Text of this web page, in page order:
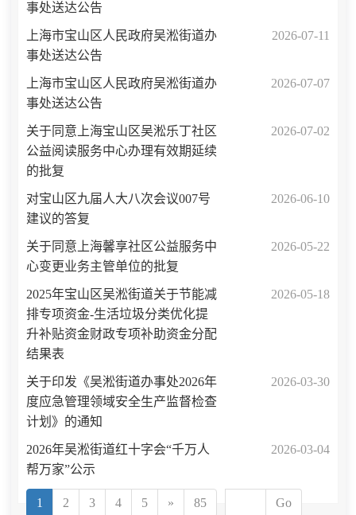
事处送达公告
2026-07-11
上海市宝山区人民政府吴淞街道办
事处送达公告
2026-07-07
上海市宝山区人民政府吴淞街道办
事处送达公告
2026-07-02
关于同意上海宝山区吴淞乐丁社区
公益阅读服务中心办理有效期延续
的批复
2026-06-10
对宝山区九届人大八次会议007号
建议的答复
2026-05-22
关于同意上海馨享社区公益服务中
心变更业务主管单位的批复
2026-05-18
2025年宝山区吴淞街道关于节能减
排专项资金-生活垃圾分类优化提
升补贴资金财政专项补助资金分配
结果表
2026-03-30
关于印发《吴淞街道办事处2026年
度应急管理领域安全生产监督检查
计划》的通知
2026-03-04
2026年吴淞街道红十字会“千万人
帮万家”公示
1 2 3 4 5 » 85 Go